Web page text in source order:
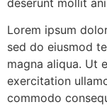
Lorem ipsum
sed do eiusmod
magna aliqua. Ut
exercitation
commodo